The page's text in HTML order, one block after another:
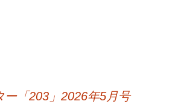
ー「203」2026年5月号